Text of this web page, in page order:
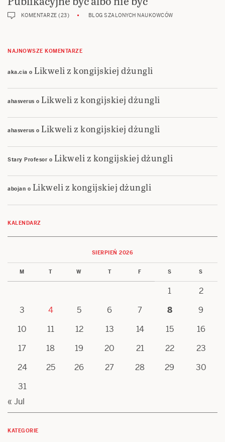
KOMENTARZE (23) BLOG SZALONYCH NAUKOWCÓW
NAJNOWSZE KOMENTARZE
aka.cia o Likweli z kongijskiej dżungli
ahasverus o Likweli z kongijskiej dżungli
ahasverus o Likweli z kongijskiej dżungli
Stary Profesor o Likweli z kongijskiej dżungli
abojan o Likweli z kongijskiej dżungli
KALENDARZ
SIERPIEŃ 2026
M T W T F S S
1
2
3
4 5 6 7 8
9
10
11 12 13 14 15
16
17
18 19 20 21 22
23
24
25 26 27 28 29
30
31
« Jul
KATEGORIE